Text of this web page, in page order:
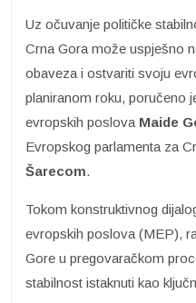
Uz očuvanje političke
Crna Gora može uspješno
obaveza i ostvariti svoju
planiranom roku, poručeno
evropskih poslova Maide
Evropskog parlamenta za
Šarecom.
Tokom konstruktivnog
evropskih poslova (MEP),
Gore u pregovaračkom
stabilnost istaknuti kao